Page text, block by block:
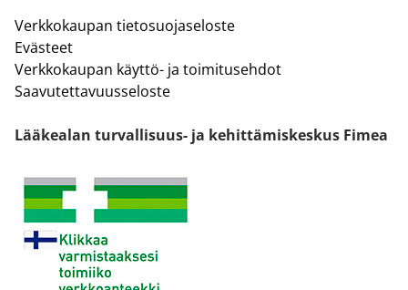
Verkkokaupan tietosuojaseloste
Evästeet
Verkkokaupan käyttö- ja toimitusehdot
Saavutettavuusseloste
Lääkealan turvallisuus- ja kehittämiskeskus Fimea